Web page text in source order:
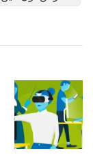
بين
التدوينات